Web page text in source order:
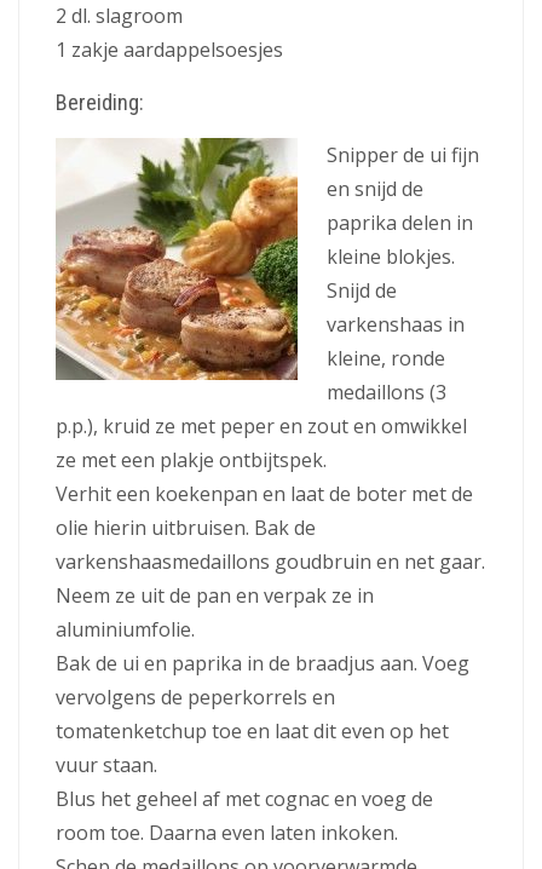
2 dl. slagroom
1 zakje aardappelsoesjes
Bereiding:
Snipper de ui fijn
en snijd de
paprika delen in
kleine blokjes.
Snijd de
varkenshaas in
kleine, ronde
medaillons (3
p.p.), kruid ze met peper en zout en omwikkel
ze met een plakje ontbijtspek.
Verhit een koekenpan en laat de boter met de
olie hierin uitbruisen. Bak de
varkenshaasmedaillons goudbruin en net gaar.
Neem ze uit de pan en verpak ze in
aluminiumfolie.
Bak de ui en paprika in de braadjus aan. Voeg
vervolgens de peperkorrels en
tomatenketchup toe en laat dit even op het
vuur staan.
Blus het geheel af met cognac en voeg de
room toe. Daarna even laten inkoken.